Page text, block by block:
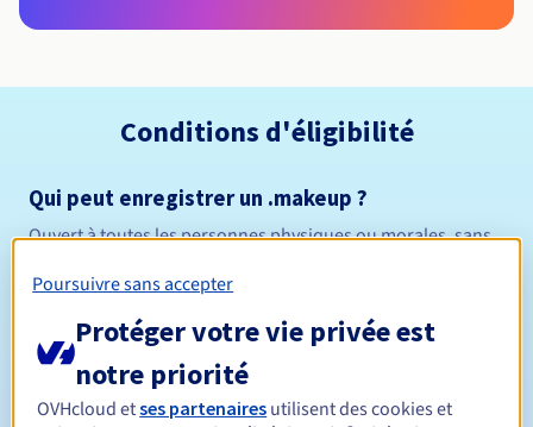
Conditions d'éligibilité
Qui peut enregistrer un .makeup ?
Ouvert à toutes les personnes physiques ou morales, sans
Durée de réservation
Poursuivre sans accepter
Protéger votre vie privée est
notre priorité
OVHcloud etses partenaires utilisent des cookies et